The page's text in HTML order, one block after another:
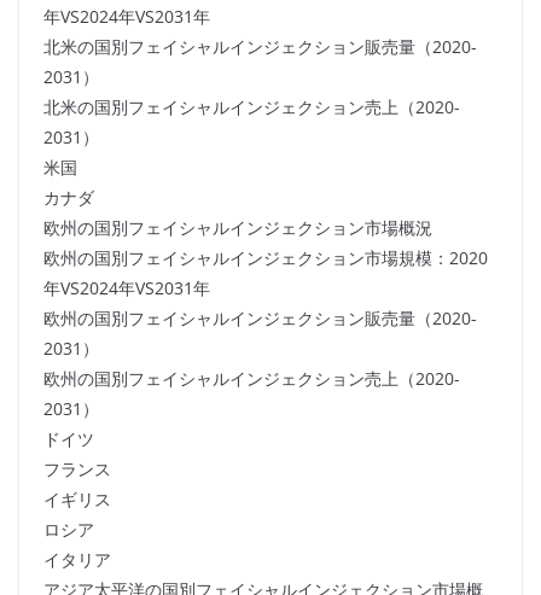
年VS2024年VS2031年
北米の国別フェイシャルインジェクション販売量（2020-
2031）
北米の国別フェイシャルインジェクション売上（2020-
2031）
米国
カナダ
欧州の国別フェイシャルインジェクション市場概況
欧州の国別フェイシャルインジェクション市場規模：2020
年VS2024年VS2031年
欧州の国別フェイシャルインジェクション販売量（2020-
2031）
欧州の国別フェイシャルインジェクション売上（2020-
2031）
ドイツ
フランス
イギリス
ロシア
イタリア
アジア太平洋の国別フェイシャルインジェクション市場概